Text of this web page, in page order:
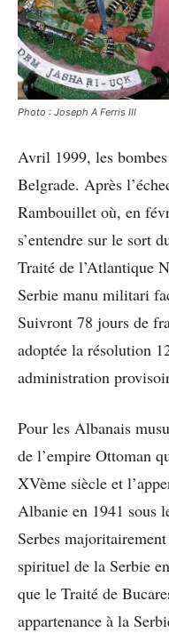
Photo : Joseph A Ferris III
Avril 1999, les
Belgrade. Après
Rambouillet où, en
s’entendre sur le sort
Traité de l’Atlantique
Serbie manu militari
Suivront 78 jours de
adoptée la résolution
administration
Pour les Albanais
de l’empire Ottoman
XVème siècle et
Albanie en 1941 sous
Serbes
spirituel de la Serbie
que le Traité de
appartenance à la